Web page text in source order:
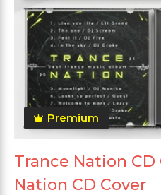
Premium
Trance Nation CD
Nation CD Cover